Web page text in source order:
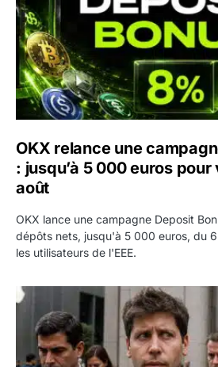
OKX relance une
: jusqu’à 5 000 euros
août
OKX lance une campagne Deposit
dépôts nets, jusqu'à 5 000 euros, du
les utilisateurs de l'EEE.
OpenAI demande le rejet de la